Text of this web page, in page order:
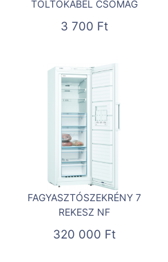
TÖLTŐKÁBEL CSOMAG
3 700 Ft
FAGYASZTÓSZEKRÉNY 7
REKESZ NF
320 000 Ft